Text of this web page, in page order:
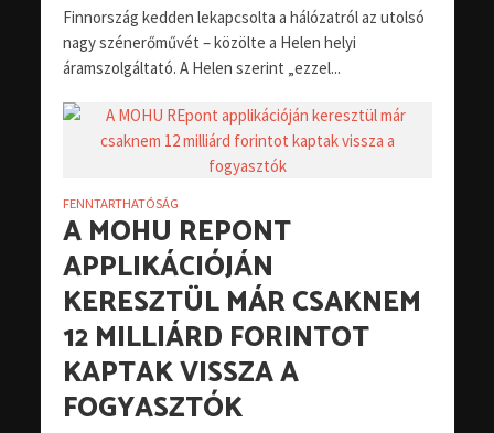
Finnország kedden lekapcsolta a hálózatról az utolsó
nagy szénerőművét – közölte a Helen helyi
áramszolgáltató. A Helen szerint „ezzel...
FENNTARTHATÓSÁG
A MOHU REPONT
APPLIKÁCIÓJÁN
KERESZTÜL MÁR CSAKNEM
12 MILLIÁRD FORINTOT
KAPTAK VISSZA A
FOGYASZTÓK